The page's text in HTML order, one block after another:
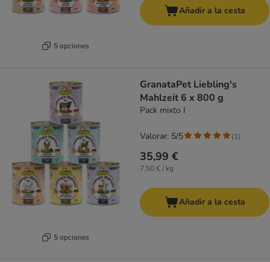
5 opciones
Añadir a la cesta
5 opciones
GranataPet Liebling's
Mahlzeit 6 x 800 g
Pack mixto I
35,99 €
7,50 € / kg
Valorar: 5/5 (1)
Añadir a la cesta